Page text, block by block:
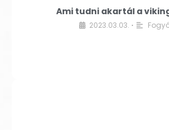
Ami tudni akartál a
2023.03.03. •